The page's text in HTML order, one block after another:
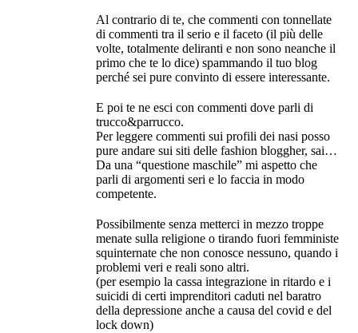
Al contrario di te, che commenti con tonnellate
di commenti tra il serio e il faceto (il più delle
volte, totalmente deliranti e non sono neanche il
primo che te lo dice) spammando il tuo blog
perché sei pure convinto di essere interessante.
E poi te ne esci con commenti dove parli di
trucco&parrucco.
Per leggere commenti sui profili dei nasi posso
pure andare sui siti delle fashion bloggher, sai…
Da una “questione maschile” mi aspetto che
parli di argomenti seri e lo faccia in modo
competente.
Possibilmente senza metterci in mezzo troppe
menate sulla religione o tirando fuori femministe
squinternate che non conosce nessuno, quando i
problemi veri e reali sono altri.
(per esempio la cassa integrazione in ritardo e i
suicidi di certi imprenditori caduti nel baratro
della depressione anche a causa del covid e del
lock down)